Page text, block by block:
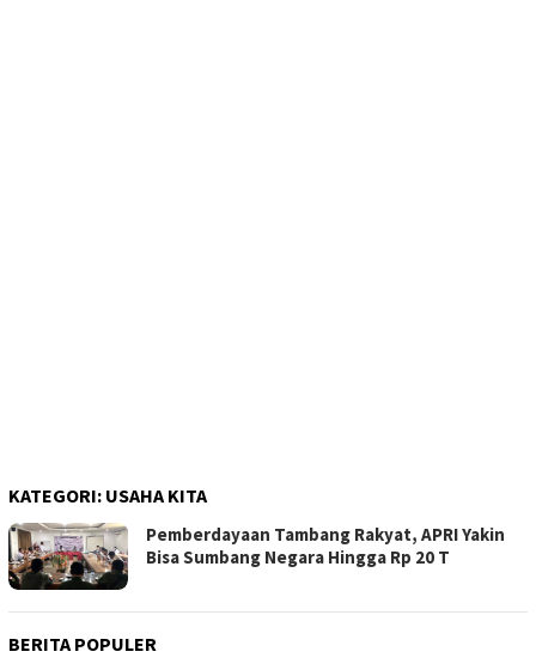
KATEGORI: USAHA KITA
Pemberdayaan Tambang Rakyat, APRI Yakin
Bisa Sumbang Negara Hingga Rp 20 T
BERITA POPULER